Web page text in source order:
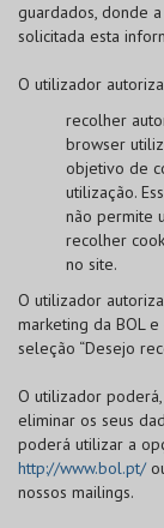
guardados, donde
solicitada esta
O utilizador
recolher
browser
objetivo de
utilização.
não permite
recolher
no site.
O utilizador
marketing da BOLe
seleção “Desejo
O utilizador
eliminar os seus
poderá utilizar a
http://www.bol.pt/
nossos mailings.